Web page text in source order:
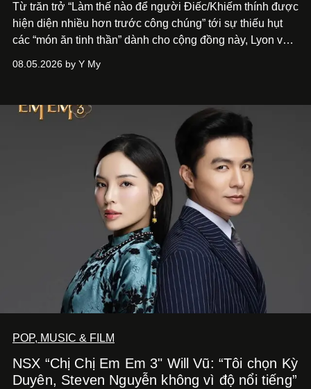
Từ trăn trở “Làm thế nào để người Điếc/Khiếm thính được
hiện diện nhiều hơn trước công chúng” tới sự thiếu hụt
các “món ăn tinh thần” dành cho cộng đồng này, Lyon và
phẩm múa đương đại thành hiện thực, mang tên Lắng
08.05.2026 by Y My
POP, MUSIC & FILM
NSX “Chị Chị Em Em 3" Will Vũ: “Tôi chọn Kỳ
Duyên, Steven Nguyễn không vì độ nổi tiếng”